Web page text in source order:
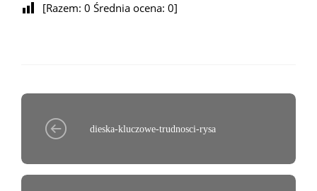
[Razem: 0 Średnia ocena: 0]
dieska-kluczowe-trudnosci-rysa